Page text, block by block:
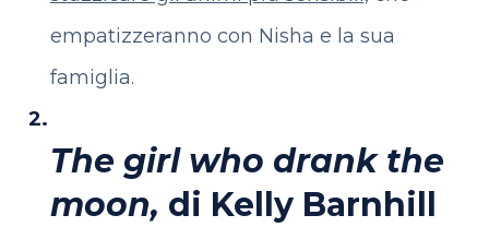
empatizzeranno con Nisha e la sua
famiglia.
The girl who drank the
moon, di Kelly Barnhill